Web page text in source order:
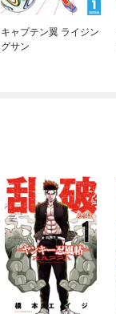
キャプテン翼 ライジン
グサン